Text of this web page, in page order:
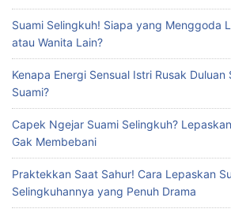
Suami Selingkuh! Siapa yang Menggoda
atau Wanita Lain?
Kenapa Energi Sensual Istri Rusak Duluan
Suami?
Capek Ngejar Suami Selingkuh?
Gak Membebani
Praktekkan Saat Sahur! Cara Lepaskan
Selingkuhannya yang Penuh Drama